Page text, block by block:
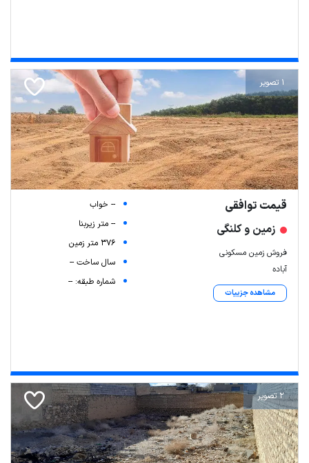
1 تصویر
قیمت توافقی
زمین و کلنگی
فروش زمین مسکونی
آباده
مشاهده جزییات
-- خواب
-- متر زیربنا
376 متر زمین
سال ساخت --
شماره طبقه: --
2 تصویر